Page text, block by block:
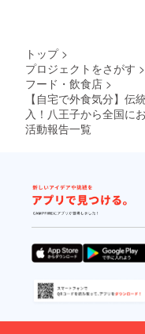
トップ >
プロジェクトをさがす >
フード・飲食店 >
【自宅で外食気分】伝
入！八王子から全国に
活動報告一覧